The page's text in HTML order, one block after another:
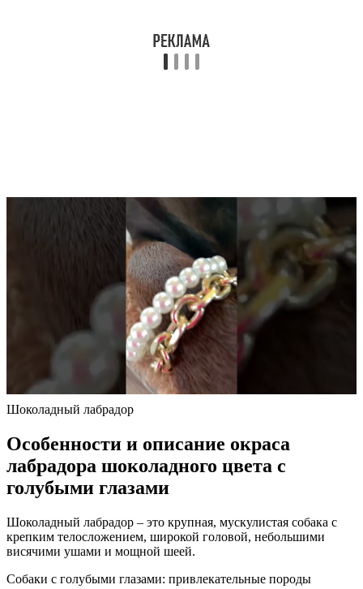
Шоколадный лабрадор
Особенности и описание окраса
лабрадора шоколадного цвета с
голубыми глазами
Шоколадный лабрадор – это крупная, мускулистая собака с
крепким телосложением, широкой головой, небольшими
висячими ушами и мощной шеей.
Собаки с голубыми глазами: привлекательные породы